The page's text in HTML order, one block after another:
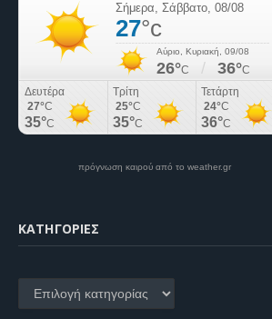
πρόγνωση καιρού από το weather.gr
KΑΤΗΓΟΡΊΕΣ
Kατηγορίες